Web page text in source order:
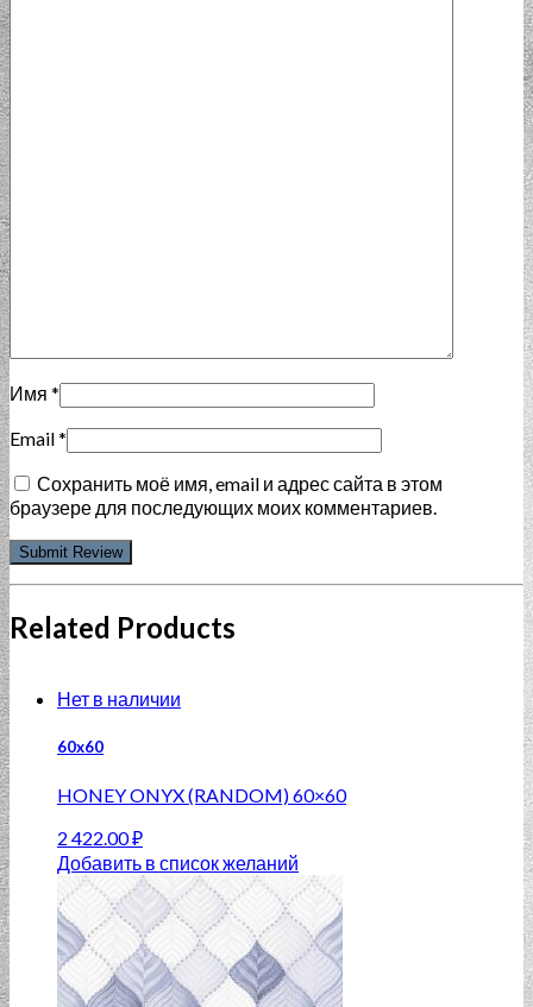
Имя *
Email*
Сохранить моё имя, email и адрес сайта в этом
браузере для последующих моих комментариев.
Related Products
Нет в наличии
60x60
HONEY ONYX (RANDOM) 60×60
2 422.00₽
Добавить в список желаний